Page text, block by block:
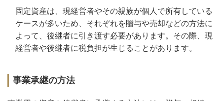
固定資産は、現経営者やその親族が個人で所有している
ケースが多いため、それぞれを贈与や売却などの方法に
よって、後継者に引き渡す必要があります。その際、現
経営者や後継者に税負担が生じることがあります。
事業承継の方法